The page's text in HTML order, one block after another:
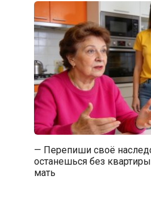
— Перепиши своё
останешься без
мать